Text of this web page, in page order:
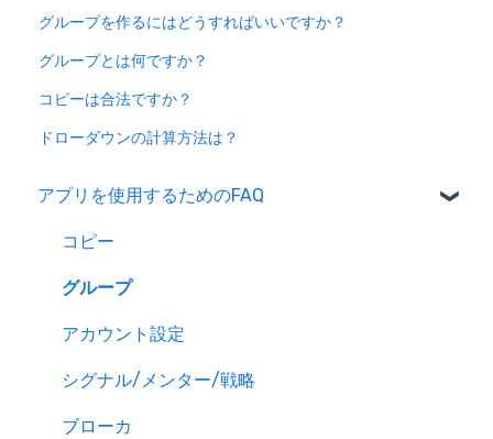
グループを作るにはどうすればいいですか？
グループとは何ですか？
コピーは合法ですか？
ドローダウンの計算方法は？
アプリを使用するためのFAQ
コピー
グループ
アカウント設定
シグナル/メンター/戦略
ブローカ